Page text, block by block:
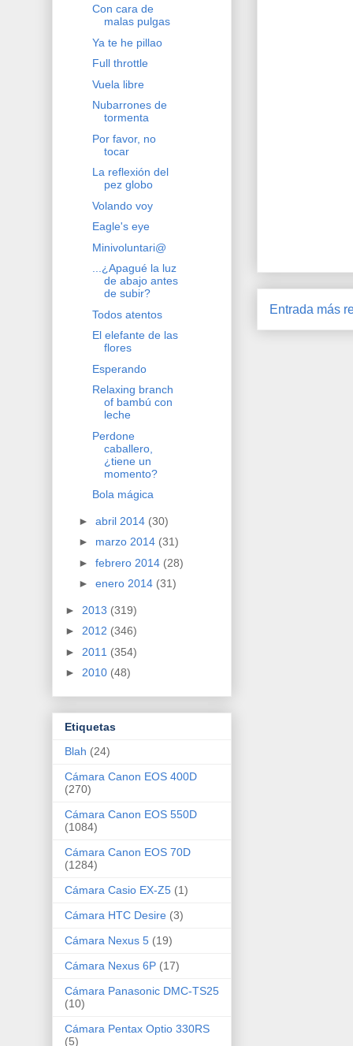
Entrada más
Con cara de
malas pulgas
Ya te he pillao
Full throttle
Vuela libre
Nubarrones de
tormenta
Por favor, no
tocar
La reflexión del
pez globo
Volando voy
Eagle's eye
Minivoluntari@
...¿Apagué la luz
de abajo antes
de subir?
Todos atentos
El elefante de las
flores
Esperando
Relaxing branch
of bambú con
leche
Perdone
caballero,
¿tiene un
momento?
Bola mágica
► abril 2014 (30)
► marzo 2014 (31)
► febrero 2014 (28)
► enero 2014 (31)
► 2013 (319)
► 2012 (346)
► 2011 (354)
► 2010 (48)
Etiquetas
Blah (24)
Cámara Canon EOS 400D
(270)
Cámara Canon EOS 550D
(1084)
Cámara Canon EOS 70D
(1284)
Cámara Casio EX-Z5 (1)
Cámara HTC Desire (3)
Cámara Nexus 5 (19)
Cámara Nexus 6P (17)
Cámara Panasonic DMC-TS25
(10)
Cámara Pentax Optio 330RS
(5)